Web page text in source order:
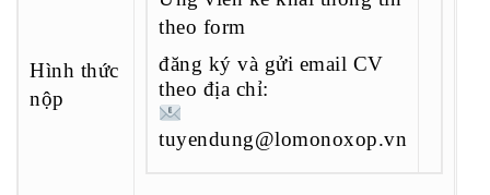
Hình thức
nộp
theo form
đăng ký và gửi email CV
theo địa chỉ:
tuyendung@lomonoxop.vn